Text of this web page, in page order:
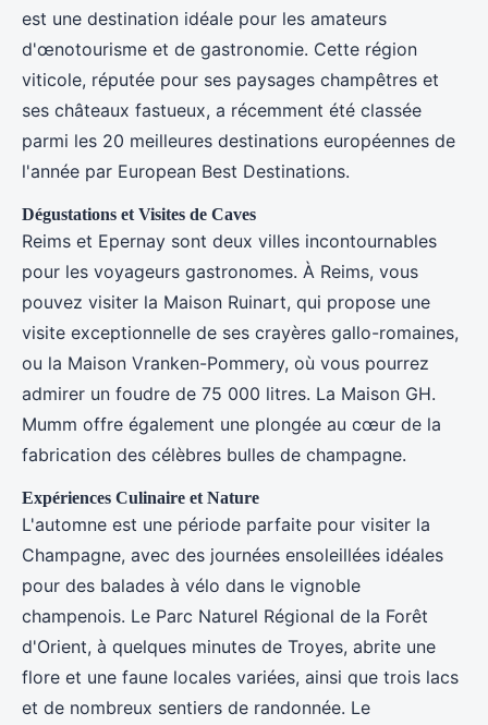
est une destination idéale pour les amateurs
d'œnotourisme et de gastronomie. Cette région
viticole, réputée pour ses paysages champêtres et
ses châteaux fastueux, a récemment été classée
parmi les 20 meilleures destinations européennes de
l'année par European Best Destinations.
Dégustations et Visites de Caves
Reims et Epernay sont deux villes incontournables
pour les voyageurs gastronomes. À Reims, vous
pouvez visiter la Maison Ruinart, qui propose une
visite exceptionnelle de ses crayères gallo-romaines,
ou la Maison Vranken-Pommery, où vous pourrez
admirer un foudre de 75 000 litres. La Maison GH.
Mumm offre également une plongée au cœur de la
fabrication des célèbres bulles de champagne.
Expériences Culinaire et Nature
L'automne est une période parfaite pour visiter la
Champagne, avec des journées ensoleillées idéales
pour des balades à vélo dans le vignoble
champenois. Le Parc Naturel Régional de la Forêt
d'Orient, à quelques minutes de Troyes, abrite une
flore et une faune locales variées, ainsi que trois lacs
et de nombreux sentiers de randonnée. Le